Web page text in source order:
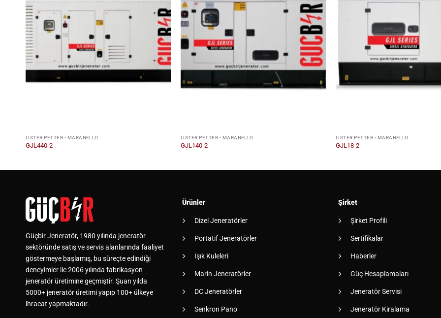
LISTER PETTER - MARANELLO
GJL440-2
LISTER PETTER - MARANELLO
GJL140-2
LISTER PETTER - MARANELLO
GJL18-2
Güçbir Jeneratör, 1980 yılında jeneratör
sektöründe satış ve servis alanlarında faaliyet
göstermeye başlamış, bu süreçte edindiği
deneyimler ile 2006 yılında fabrikasyon
jeneratör üretimine geçmiştir. Şuan yılda
5000+ jeneratör üretimi yapıp 100+ ülkeye
ihracat yapmaktadır.
Ürünler
Dizel Jeneratörler
Portatif Jeneratörler
Işık Kuleleri
Marin Jeneratörler
DC Jeneratörler
Senkron Pano
Şirket
Şirket Profili
Sertifikalar
Haberler
Güç Hesaplamaları
Jeneratör Servisi
Jeneratör Kiralama